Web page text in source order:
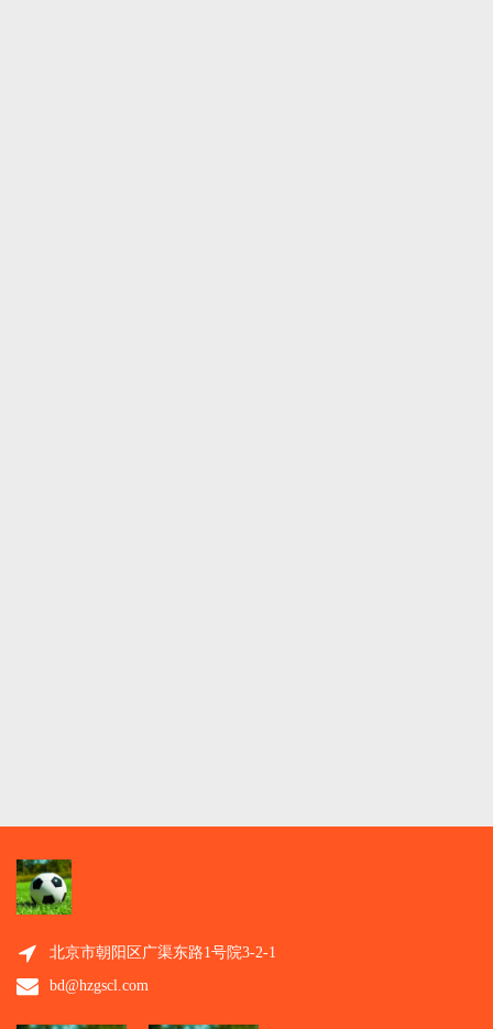
北京市朝阳区广渠东路1号院3-2-1
bd@hzgscl.com